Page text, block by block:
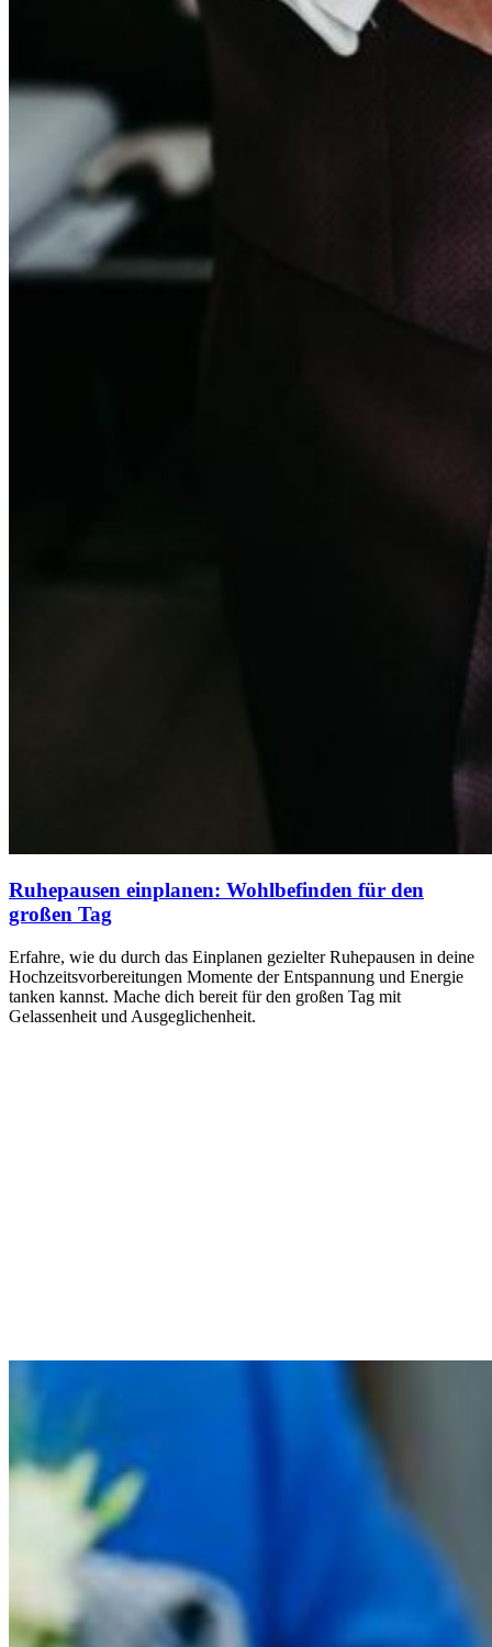
Ruhepausen einplanen: Wohlbefinden für den
großen Tag
Erfahre, wie du durch das Einplanen gezielter Ruhepausen in deine
Hochzeitsvorbereitungen Momente der Entspannung und Energie
tanken kannst. Mache dich bereit für den großen Tag mit
Gelassenheit und Ausgeglichenheit.